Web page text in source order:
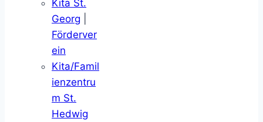
Kita St.
Georg
Förderver
ein
Kita/Famil
ienzentru
m St.
Hedwig